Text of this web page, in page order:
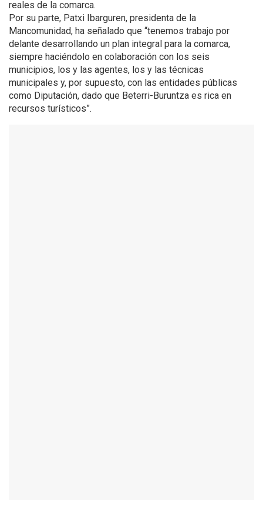
reales de la comarca.
Por su parte, Patxi Ibarguren, presidenta de la
Mancomunidad, ha señalado que “tenemos trabajo por
delante desarrollando un plan integral para la comarca,
siempre haciéndolo en colaboración con los seis
municipios, los y las agentes, los y las técnicas
municipales y, por supuesto, con las entidades públicas
como Diputación, dado que Beterri-Buruntza es rica en
recursos turísticos”.